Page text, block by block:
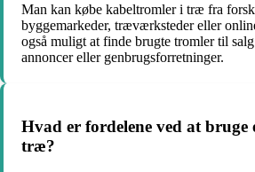
Man kan købe kabeltromler i træ fra
byggemarkeder, træværksteder eller
også muligt at finde brugte tromler til
annoncer eller genbrugsforretninger.
Hvad er fordelene ved at bruge
træ?